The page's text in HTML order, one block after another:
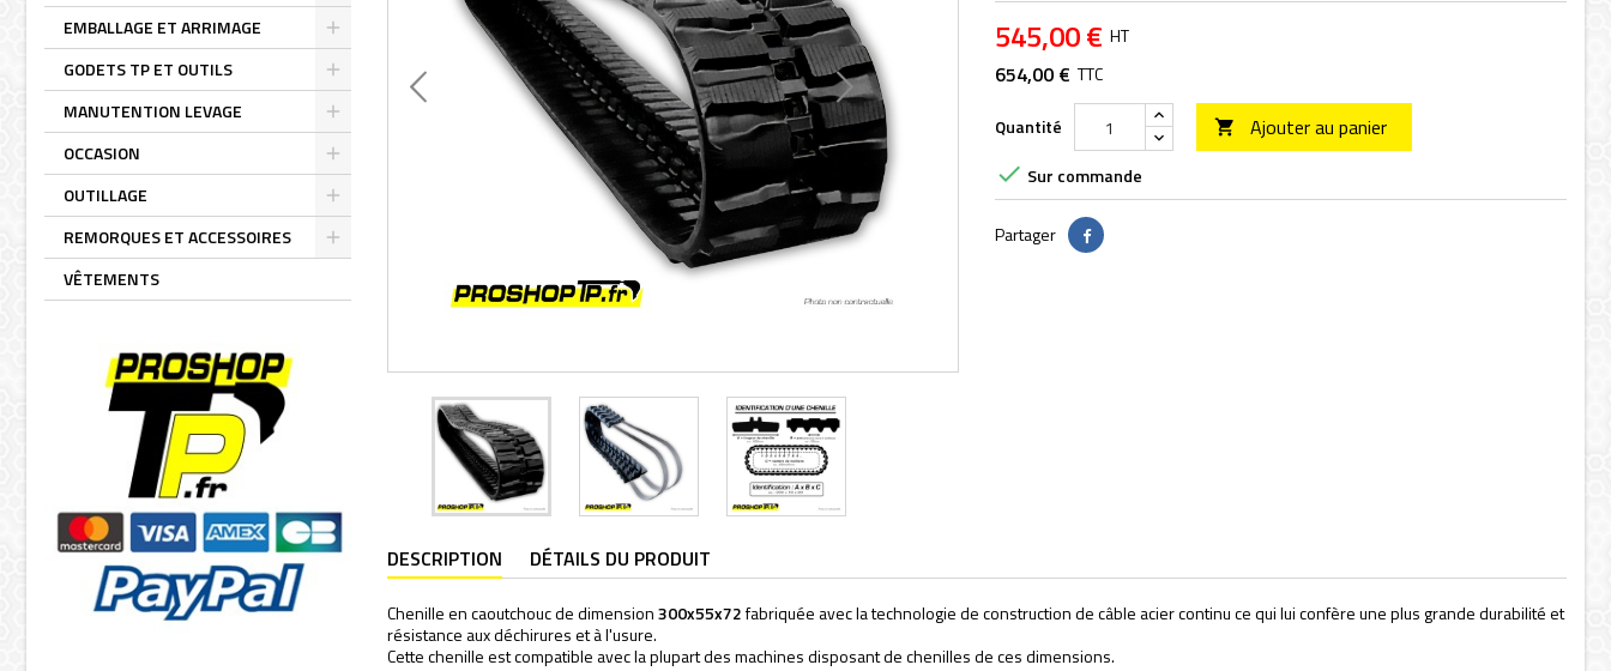
EMBALLAGE ET ARRIMAGE
GODETS TP ET OUTILS
Toggle
MANUTENTION LEVAGE
OCCASION
OUTILLAGE
REMORQUES ET ACCESSOIRES
VÊTEMENTS
545,00 € HT
654,00 € TTC
Quantité  Ajouter au panier
 Sur commande
Partager Partager
DESCRIPTION DÉTAILS DU PRODUIT
Chenille en caoutchouc de dimension300x55x72fabriquée avec la technologie de construction de câble acier continu ce qui lui confère une plus grande durabilité et
résistance aux déchirures et à l'usure.
Cette chenille est compatible avec la plupart des machines disposant de chenilles de ces dimensions.